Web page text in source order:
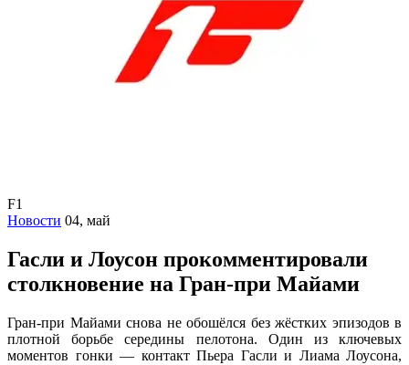
F1
Новости 04, май
Гасли и Лоусон прокомментировали
столкновение на Гран-при Майами
Гран-при Майами снова не обошёлся без жёстких эпизодов в
плотной борьбе середины пелотона. Один из ключевых
моментов гонки — контакт Пьера Гасли и Лиама Лоусона,